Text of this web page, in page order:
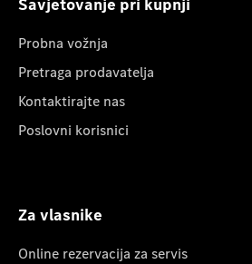
Savjetovanje pri kupnji
Probna vožnja
Pretraga prodavatelja
Kontaktirajte nas
Poslovni korisnici
Za vlasnike
Online rezervacija za servis